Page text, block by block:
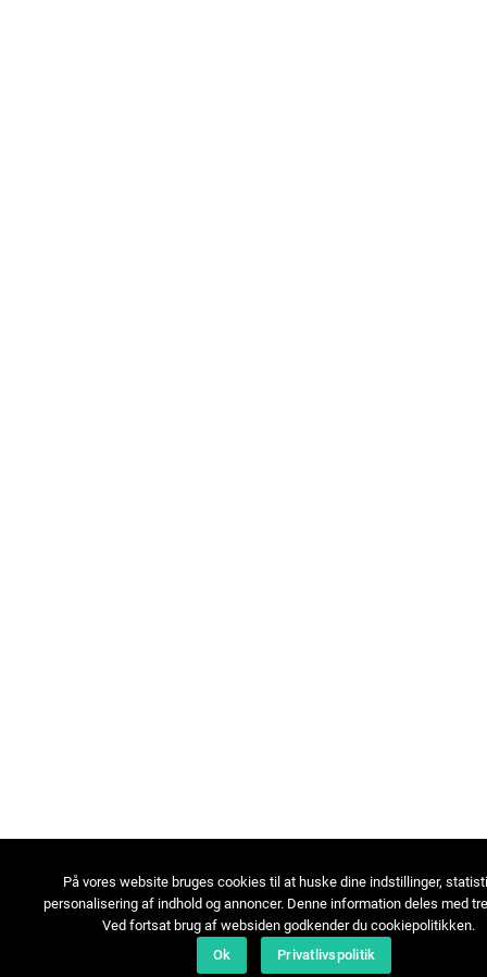
På vores website bruges cookies til at huske dine indstillinger,
personalisering af indhold og annoncer. Denne information deles med
Ved fortsat brug af websiden godkender du cookiepolitikken.
Ok
Privatlivspolitik